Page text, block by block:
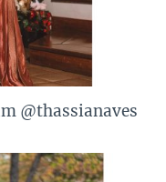
@thassianaves